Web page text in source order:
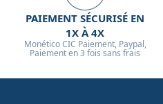
PAIEMENT SÉCURISÉ EN
1X À 4X
Monético CIC Paiement, Paypal,
Paiement en 3 fois sans frais